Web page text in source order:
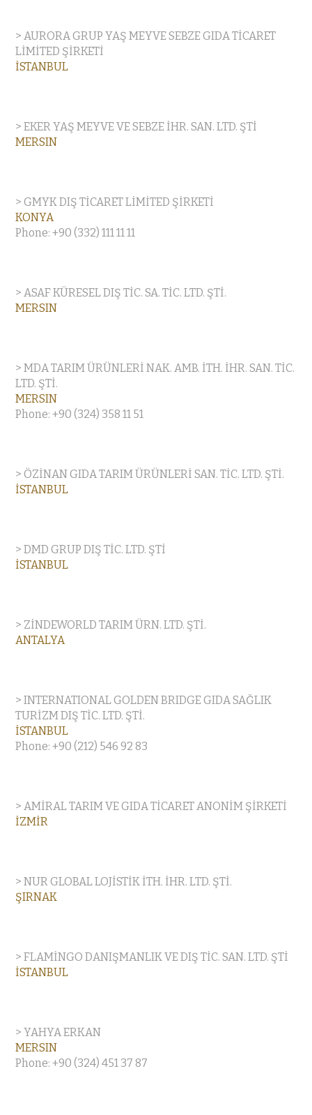
> AURORA GRUP YAŞ MEYVE SEBZE GIDA TİCARET
LİMİTED ŞİRKETİ
İSTANBUL
> EKER YAŞ MEYVE VE SEBZE İHR. SAN. LTD. ŞTİ
MERSIN
> GMYK DIŞ TİCARET LİMİTED ŞİRKETİ
KONYA
Phone: +90 (332) 111 11 11
> ASAF KÜRESEL DIŞ TİC. SA. TİC. LTD. ŞTİ.
MERSIN
> MDA TARIM ÜRÜNLERİ NAK. AMB. İTH. İHR. SAN. TİC.
LTD. ŞTİ.
MERSIN
Phone: +90 (324) 358 11 51
> ÖZİNAN GIDA TARIM ÜRÜNLERİ SAN. TİC. LTD. ŞTİ.
İSTANBUL
> DMD GRUP DIŞ TİC. LTD. ŞTİ
İSTANBUL
> ZİNDEWORLD TARIM ÜRN. LTD. ŞTİ.
ANTALYA
> INTERNATIONAL GOLDEN BRIDGE GIDA SAĞLIK
TURİZM DIŞ TİC. LTD. ŞTİ.
İSTANBUL
Phone: +90 (212) 546 92 83
> AMİRAL TARIM VE GIDA TİCARET ANONİM ŞİRKETİ
İZMİR
> NUR GLOBAL LOJİSTİK İTH. İHR. LTD. ŞTİ.
ŞIRNAK
> FLAMİNGO DANIŞMANLIK VE DIŞ TİC. SAN. LTD. ŞTİ
İSTANBUL
> YAHYA ERKAN
MERSIN
Phone: +90 (324) 451 37 87